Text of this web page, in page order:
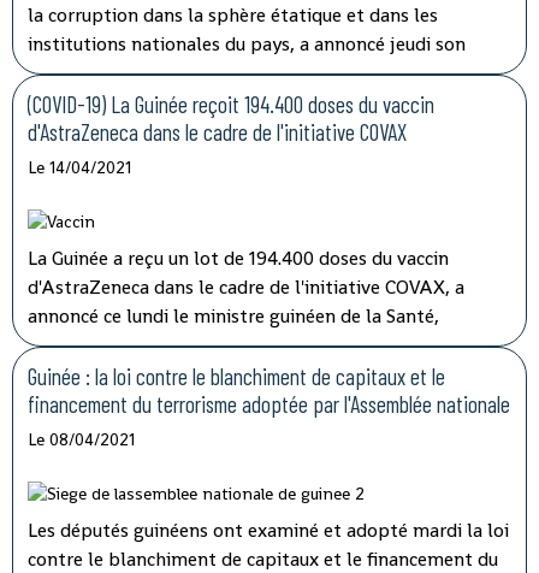
la corruption dans la sphère étatique et dans les
institutions nationales du pays, a annoncé jeudi son
porte-parole, Aboubacar Sylla.Lors de la session
ordinaire du conseil des ministres tenu par
visioconférence, le président Alpha Condé a insisté sur
''la cohérence et la complémentarité qui doivent
les opérations de lutte contre la corruption.
(COVID-19) La Guinée reçoit 194.400 doses du vaccin
d'AstraZeneca dans le cadre de l'initiative COVAX
Le 14/04/2021
La Guinée a reçu un lot de 194.400 doses du vaccin
d'AstraZeneca dans le cadre de l'initiative COVAX, a
annoncé ce lundi le ministre guinéen de la Santé,
médécin général Rémy Lamah à la radio nationale.
Guinée : la loi contre le blanchiment de capitaux et le
financement du terrorisme adoptée par l'Assemblée nationale
Le 08/04/2021
Les députés guinéens ont examiné et adopté mardi la loi
contre le blanchiment de capitaux et le financement du